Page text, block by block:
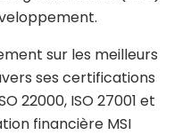
sur les meilleurs
ses certifications
22000, ISO 27001 et
financière MSI